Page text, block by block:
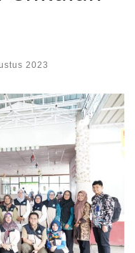
2023